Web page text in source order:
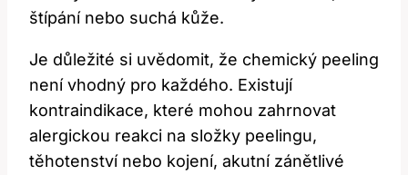
štípání nebo suchá kůže.
Je důležité si uvědomit, že chemický peeling
není vhodný pro každého. Existují
kontraindikace, které mohou zahrnovat
alergickou reakci na složky peelingu,
těhotenství nebo kojení, akutní zánětlivé